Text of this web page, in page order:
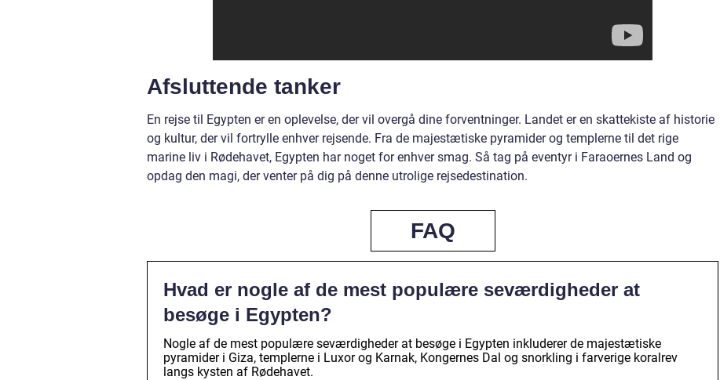
Afsluttende tanker
En rejse til Egypten er en oplevelse, der vil overgå dine forventninger. Landet er en skattekiste af historie
og kultur, der vil fortrylle enhver rejsende. Fra de majestætiske pyramider og templerne til det rige
marine liv i Rødehavet, Egypten har noget for enhver smag. Så tag på eventyr i Faraoernes Land og
opdag den magi, der venter på dig på denne utrolige rejsedestination.
FAQ
Hvad er nogle af de mest populære seværdigheder at
besøge i Egypten?
Nogle af de mest populære seværdigheder at besøge i Egypten inkluderer de majestætiske
pyramider i Giza, templerne i Luxor og Karnak, Kongernes Dal og snorkling i farverige koralrev
langs kysten af Rødehavet.